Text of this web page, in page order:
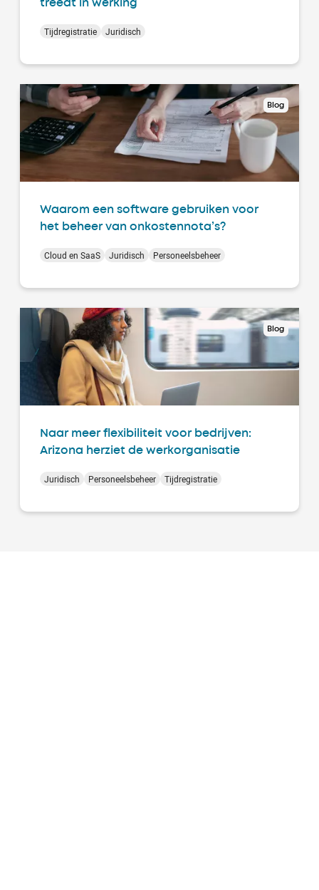
treedt in werking
Tijdregistratie Juridisch
Blog
Waarom een software gebruiken voor
het beheer van onkostennota’s?
Cloud en SaaS Juridisch Personeelsbeheer
Blog
Naar meer flexibiliteit voor bedrijven:
Arizona herziet de werkorganisatie
Juridisch Personeelsbeheer Tijdregistratie